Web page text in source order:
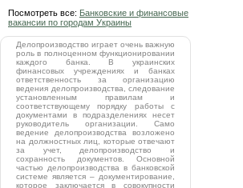
Посмотреть все: Банковские и финансовые
вакансии по городам Украины
Делопроизводство играет очень важную
роль в полноценном функционировании
каждого банка. В украинских
финансовых учреждениях и банках
ответственность за организацию
ведения делопроизводства, следование
установленным правилам и
соответствующему порядку работы с
документами в подразделениях несет
руководитель организации. Само
ведение делопроизводства возложено
на должностных лиц, которые отвечают
за учет, делопроизводство и
сохранность документов. Основной
частью делопроизводства в банковской
системе является – документирование,
которое заключается в совокупности